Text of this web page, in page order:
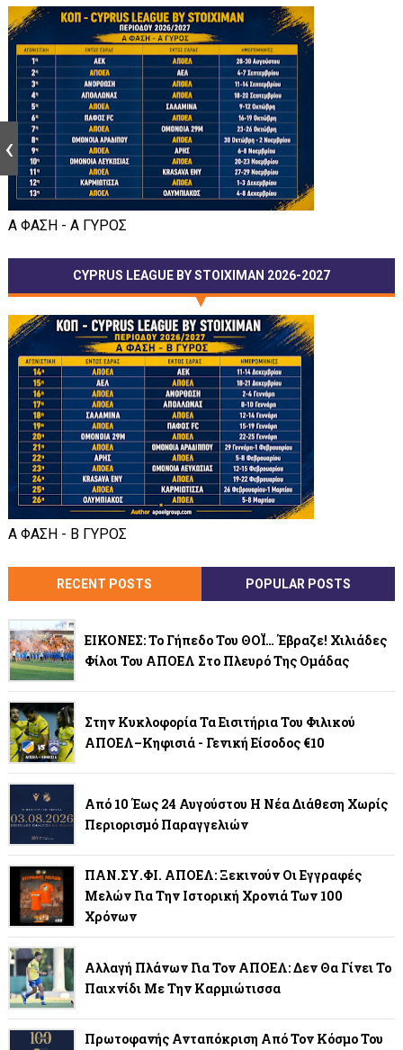
Α ΦΑΣΗ - Α ΓΥΡΟΣ
CYPRUS LEAGUE BY STOIXIMAN 2026-2027
Α ΦΑΣΗ - Β ΓΥΡΟΣ
RECENT POSTS POPULAR POSTS
ΕΙΚΟΝΕΣ: Το Γήπεδο Του ΘΟΪ… Έβραζε! Χιλιάδες
Φίλοι Του ΑΠΟΕΛ Στο Πλευρό Της Ομάδας
Στην Κυκλοφορία Τα Εισιτήρια Του Φιλικού
ΑΠΟΕΛ–Κηφισιά - Γενική Είσοδος €10
Από 10 Έως 24 Αυγούστου Η Νέα Διάθεση Χωρίς
Περιορισμό Παραγγελιών
ΠΑΝ.ΣΥ.ΦΙ. ΑΠΟΕΛ: Ξεκινούν Οι Εγγραφές
Μελών Για Την Ιστορική Χρονιά Των 100
Χρόνων
Αλλαγή Πλάνων Για Τον ΑΠΟΕΛ: Δεν Θα Γίνει Το
Παιχνίδι Με Την Καρμιώτισσα
Πρωτοφανής Ανταπόκριση Από Τον Κόσμο Του